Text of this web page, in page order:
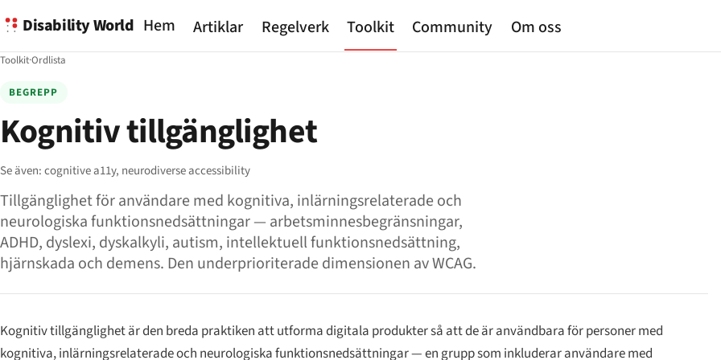
Disability World Hem Artiklar Regelverk Toolkit Community Om oss
Toolkit·Ordlista
BEGREPP
Kognitiv tillgänglighet
Se även:cognitive a11y, neurodiverse accessibility
Tillgänglighet för användare med kognitiva, inlärningsrelaterade och
neurologiska funktionsnedsättningar — arbetsminnesbegränsningar,
ADHD, dyslexi, dyskalkyli, autism, intellektuell funktionsnedsättning,
hjärnskada och demens. Den underprioriterade dimensionen av WCAG.
Kognitiv tillgänglighet är den breda praktiken att utforma digitala produkter så att de är användbara för personer med
kognitiva, inlärningsrelaterade och neurologiska funktionsnedsättningar — en grupp som inkluderar användare med